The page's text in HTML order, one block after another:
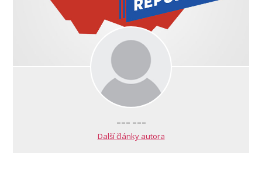
--- ---
Další články autora